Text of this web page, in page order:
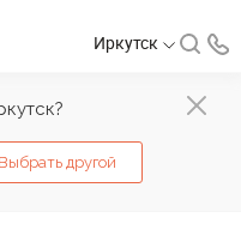
Выбрать другой
Иркутск